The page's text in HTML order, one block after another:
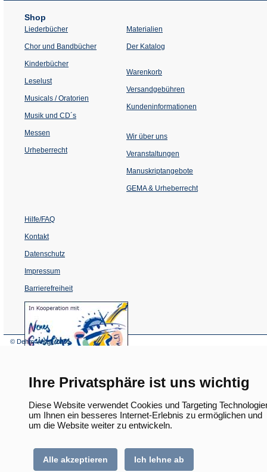
Ihre Privatsphäre ist uns wichtig
Diese Website verwendet Cookies und Targeting
um Ihnen ein besseres Internet-Erlebnis zu ermöglichen und
um die Website weiter zu entwickeln.
Alle akzeptieren Ich lehne ab
Shop
Liederbücher
Chor und Bandbücher
Kinderbücher
Leselust
Musicals / Oratorien
Musik und CD´s
Messen
Urheberrecht
Materialien
Der Katalog
Warenkorb
Versandgebühren
Kundeninformationen
Wir über uns
Veranstaltungen
einem
Tab)
Manuskriptangebote
GEMA & Urheberrecht
Hilfe/FAQ
Kontakt
Datenschutz
Impressum
Barrierefreiheit
(Öffnet
in
© Dehm Verlag2026